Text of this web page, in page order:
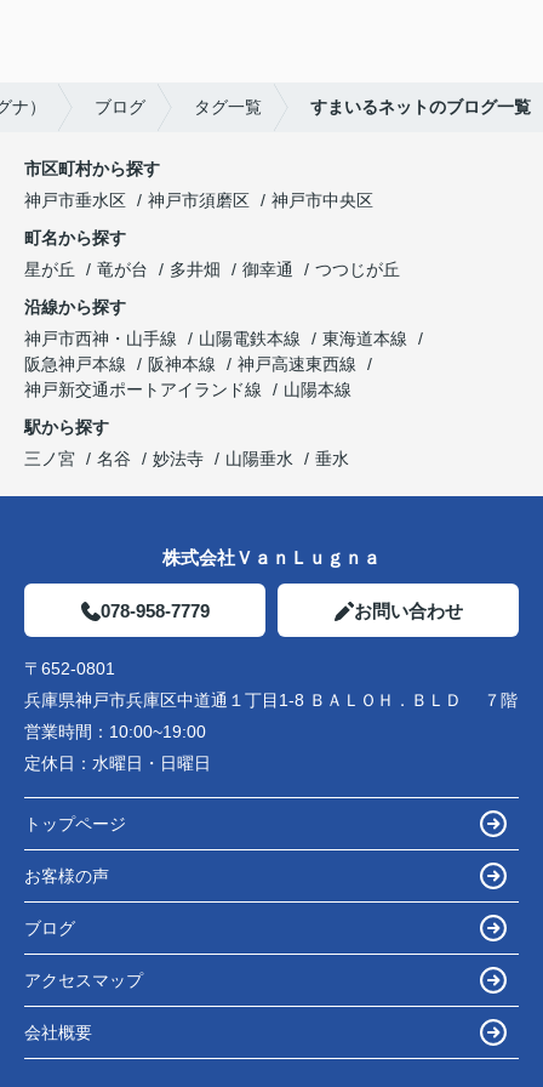
） ブログ タグ一覧 すまいるネットのブログ一覧
市区町村から探す
神戸市垂水区
神戸市須磨区
神戸市中央区
町名から探す
星が丘
竜が台 多井畑 御幸通
つつじが丘
沿線から探す
神戸市西神・山手線
山陽電鉄本線
東海道本線
阪急神戸本線
阪神本線
神戸高速東西線
神戸新交通ポートアイランド線
山陽本線
駅から探す
三ノ宮
名谷 妙法寺 山陽垂水 垂水
株式会社ＶａｎＬｕｇｎａ
078-958-7779 お問い合わせ
〒652-0801
兵庫県神戸市兵庫区中道通１丁目1-8 ＢＡＬＯＨ．ＢＬＤ ７階
営業時間： 10:00~19:00
定休日： 水曜日・日曜日
トップページ
お客様の声
ブログ
アクセスマップ
会社概要